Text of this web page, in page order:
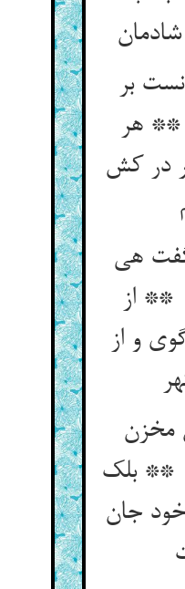
بر
** هر
در کش
هی
** از
و از
** بلک
خود جان